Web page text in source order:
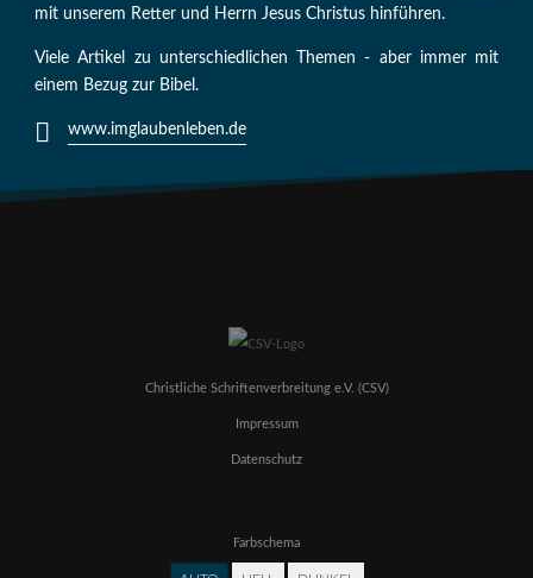
mit un­se­rem Ret­ter und Herrn Je­sus Chris­tus hin­füh­ren.
Viele Artikel zu unterschiedlichen Themen - aber immer mit
einem Bezug zur Bibel.
www.imglaubenleben.de
Christliche Schriftenverbreitung e.V. (CSV)
Impressum
Datenschutz
Farbschema